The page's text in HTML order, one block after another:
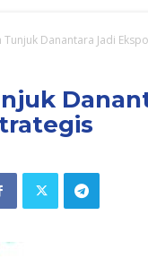
Tunjuk Danantara Jadi